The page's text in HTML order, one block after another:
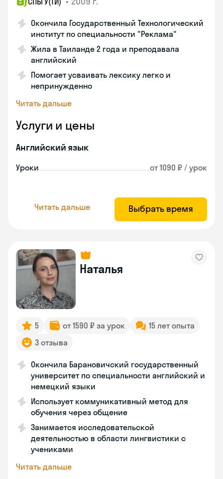
Окончила Государственный Технологический
институт по специальности "Реклама"
Жила в Таиланде 2 года и преподавала
английский
Помогает усваивать лексику легко и
непринужденно
Читать дальше
Услуги и цены
Английский язык
Уроки от 1090 ₽ / урок
Читать дальше Выбрать время
Наталья
5 от 1590 ₽ за урок
15 лет опыта
3 отзыва
Окончила Барановичский государственный
университет по специальности английский и
немецкий языки
Использует коммуникативный метод для
обучения через общение
Занимается исследовательской
деятельностью в области лингвистики с
учениками
Читать дальше